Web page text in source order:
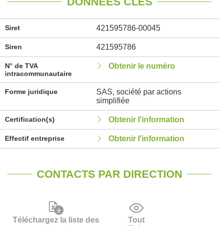
Siret 421595786-00045
Siren 421595786
N° de TVA
intracommunautaire
Obtenir le numéro
Forme juridique
SAS, société par actions
simplifiée
Certification(s) Obtenir l'information
Effectif entreprise Obtenir l'information
CONTACTS PAR DIRECTION
Téléchargez la liste des
Tout